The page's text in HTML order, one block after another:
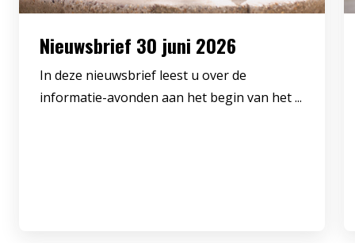
Nieuwsbrief 30 juni 2026
In deze nieuwsbrief leest u over de
informatie-avonden aan het begin van het ...